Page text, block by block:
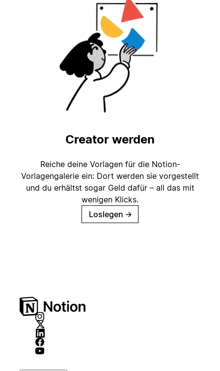
Creator werden
Reiche deine Vorlagen für die Notion-
Vorlagengalerie ein: Dort werden sie vorgestellt
und du erhältst sogar Geld dafür – all das mit
wenigen Klicks.
Loslegen →